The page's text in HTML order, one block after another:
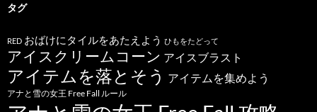
タグ
RED おばけにタイルをあたえよう ひもをたどって
アイスクリームコーン アイスブラスト
アイテムを落とそう アイテムを集めよう
アナと雪の女王 Free Fall ルール